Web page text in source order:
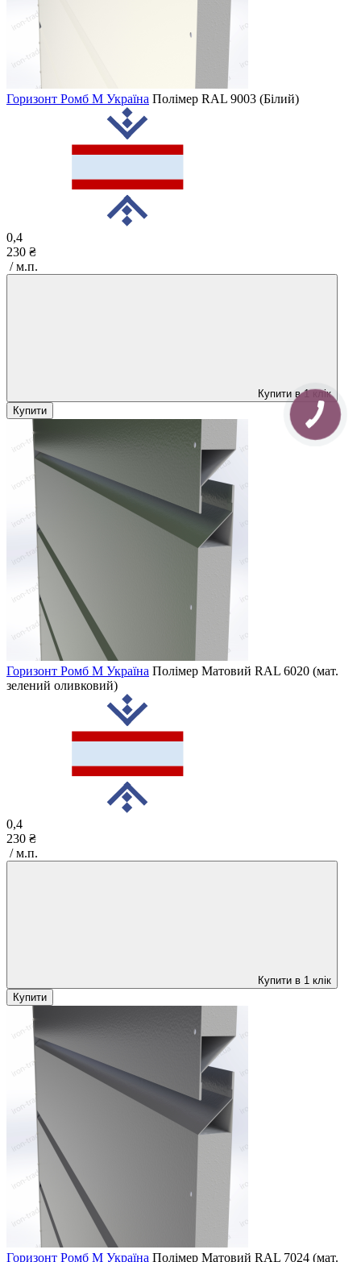
Горизонт Ромб M Україна Полімер RAL 9003 (Білий)
0,4
230 ₴
/ м.п.
Купити в 1 клік
Купити
Горизонт Ромб M Україна Полімер Матовий RAL 6020 (мат.
зелений оливковий)
0,4
230 ₴
/ м.п.
Купити в 1 клік
Купити
Горизонт Ромб M Україна Полімер Матовий RAL 7024 (мат.